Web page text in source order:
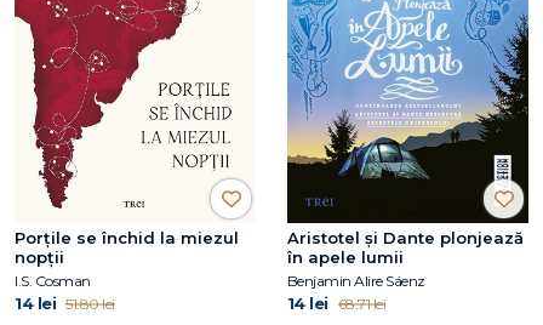
Porțile se închid la miezul
nopții
I.S. Cosman
14 lei 51.80 lei
Aristotel și Dante plonjează
în apele lumii
Benjamin Alire Sáenz
14 lei 68.71 lei